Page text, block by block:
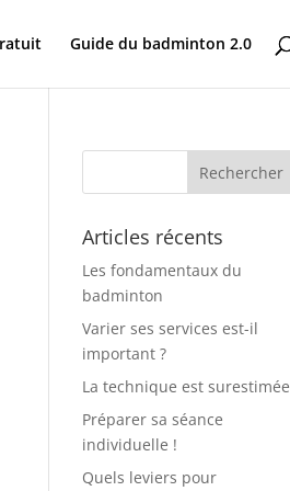
Guide du badminton 2.0
Articles récents
Les fondamentaux du
badminton
Varier ses services est-il
important ?
La technique est surestimée
Préparer sa séance
individuelle !
Quels leviers pour